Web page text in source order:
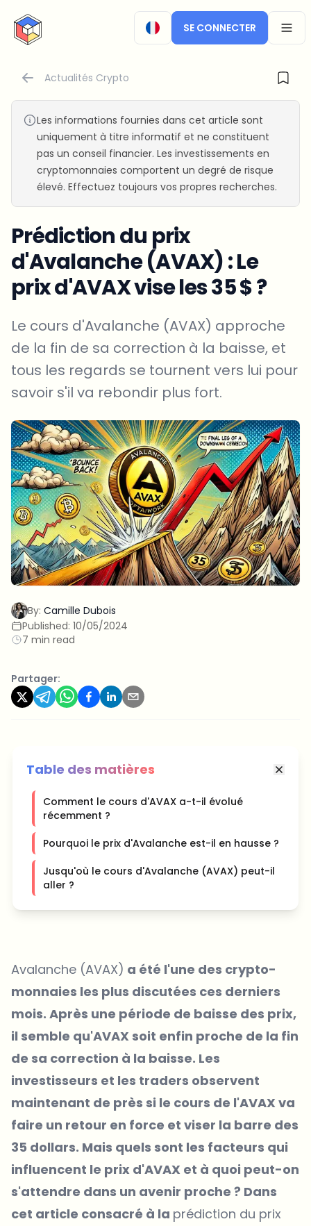
CryptoTicker
SE CONNECTER
Actualités Crypto
Les informations fournies dans cet article sont
uniquement à titre informatif et ne constituent
pas un conseil financier. Les investissements en
cryptomonnaies comportent un degré de risque
élevé. Effectuez toujours vos propres recherches.
Prédiction du prix
d'Avalanche (AVAX) : Le
prix d'AVAX vise les 35 $ ?
Le cours d'Avalanche (AVAX) approche
de la fin de sa correction à la baisse, et
tous les regards se tournent vers lui pour
savoir s'il va rebondir plus fort.
By: Camille Dubois
Published: 10/05/2024
7 min read
Partager:
Table des matières
Comment le cours d'AVAX a-t-il évolué
récemment ?
Pourquoi le prix d'Avalanche est-il en hausse ?
Jusqu'où le cours d'Avalanche (AVAX) peut-il
aller ?
Avalanche (AVAX) a été l'une des crypto-
monnaies les plus discutées ces derniers
mois. Après une période de baisse des prix,
il semble qu'AVAX soit enfin proche de la fin
de sa correction à la baisse. Les
investisseurs et les traders observent
maintenant de près si le cours de l'AVAX va
faire un retour en force et viser la barre des
35 dollars. Mais quels sont les facteurs qui
influencent le prix d'AVAX et à quoi peut-on
s'attendre dans un avenir proche ? Dans
cet article consacré à la prédiction du prix